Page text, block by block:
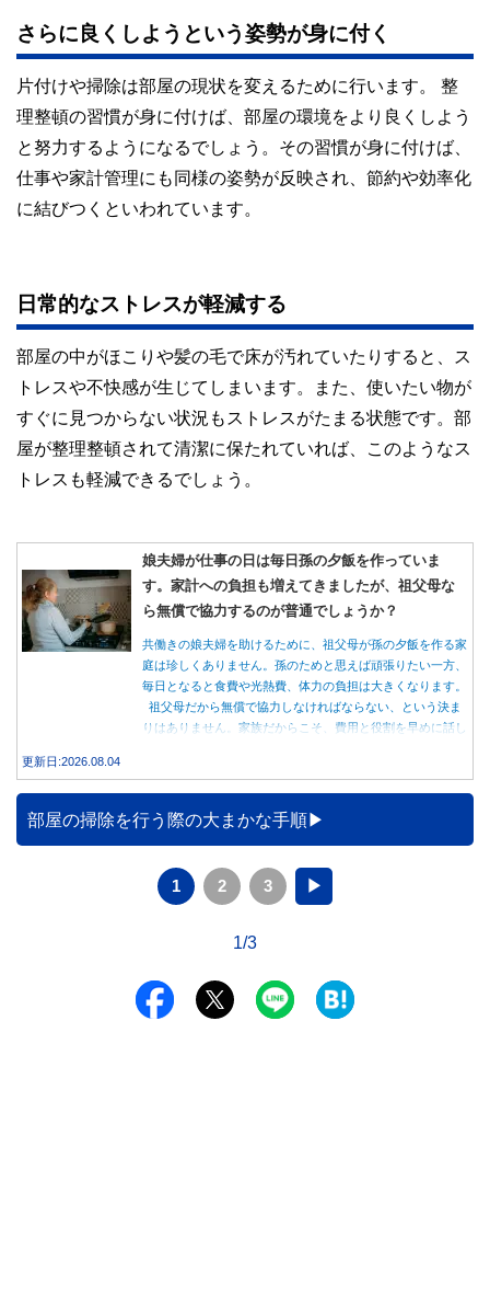
さらに良くしようという姿勢が身に付く
片付けや掃除は部屋の現状を変えるために行います。 整
理整頓の習慣が身に付けば、部屋の環境をより良くしよう
と努力するようになるでしょう。その習慣が身に付けば、
仕事や家計管理にも同様の姿勢が反映され、節約や効率化
に結びつくといわれています。
日常的なストレスが軽減する
部屋の中がほこりや髪の毛で床が汚れていたりすると、ス
トレスや不快感が生じてしまいます。また、使いたい物が
すぐに見つからない状況もストレスがたまる状態です。部
屋が整理整頓されて清潔に保たれていれば、このようなス
トレスも軽減できるでしょう。
娘夫婦が仕事の日は毎日孫の夕飯を作っていま
す。家計への負担も増えてきましたが、祖父母な
ら無償で協力するのが普通でしょうか？
共働きの娘夫婦を助けるために、祖父母が孫の夕飯を作る家
庭は珍しくありません。孫のためと思えば頑張りたい一方、
毎日となると食費や光熱費、体力の負担は大きくなります。
祖父母だから無償で協力しなければならない、という決ま
りはありません。家族だからこそ、費用と役割を早めに話し
更新日:2026.08.04
部屋の掃除を行う際の大まかな手順
1 2 3 ▶
1/3